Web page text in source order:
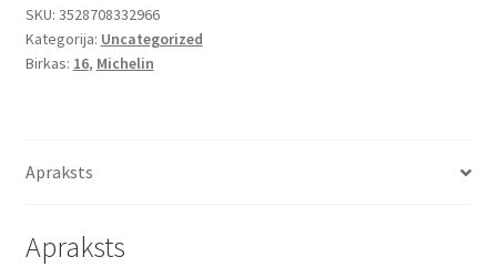
130/90
B
16
daudzums
SKU: 3528708332966
Kategorija: Uncategorized
Birkas: 16, Michelin
Apraksts
Apraksts